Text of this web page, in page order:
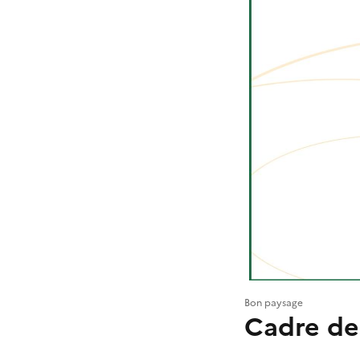
Bon paysage
Cadre